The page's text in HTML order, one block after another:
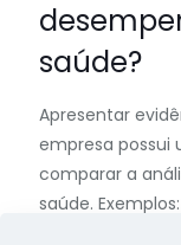
saúde?
Apresentar
empresa possui
comparar a
saúde.